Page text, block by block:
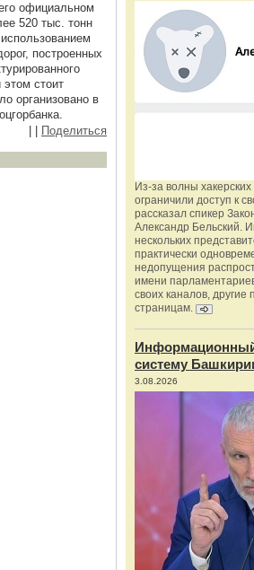
официальном
520 тыс. тонн
построенных
стоит
организовано в
Поделиться
Из‑за волны
ограничили доступ к
рассказал спикер
Александр Бельский.
нескольких
практически
недопущения
имени
своих каналов, другие
страницам.
систему
3.08.2026